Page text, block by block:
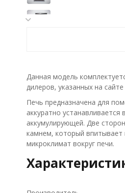
Данная модель
дилеров, указанных на
Печь предназначена для
аккуратно
аккумулирующей. Две
камнем, который впитывает
микроклимат вокруг печи.